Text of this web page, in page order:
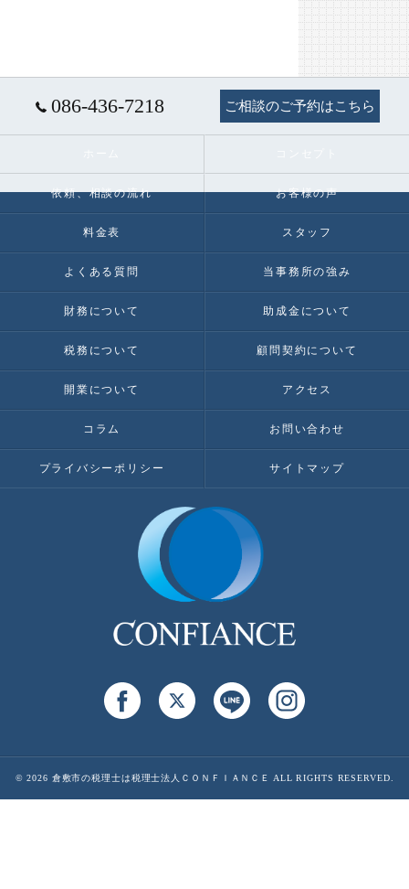
086-436-7218 ご相談のご予約はこちら
依頼、相談の流れ お客様の声
料金表 スタッフ
よくある質問 当事務所の強み
財務について 助成金について
税務について 顧問契約について
開業について アクセス
コラム お問い合わせ
プライバシーポリシー サイトマップ
© 2026 倉敷市の税理士は税理士法人ＣＯＮＦＩＡＮＣＥ ALL RIGHTS RESERVED.